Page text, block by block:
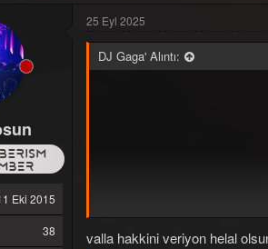
n
e
Eki 2015
38
25 Eyl 2025
DJ Gaga' Alıntı:
valla hakkini veriyon helal